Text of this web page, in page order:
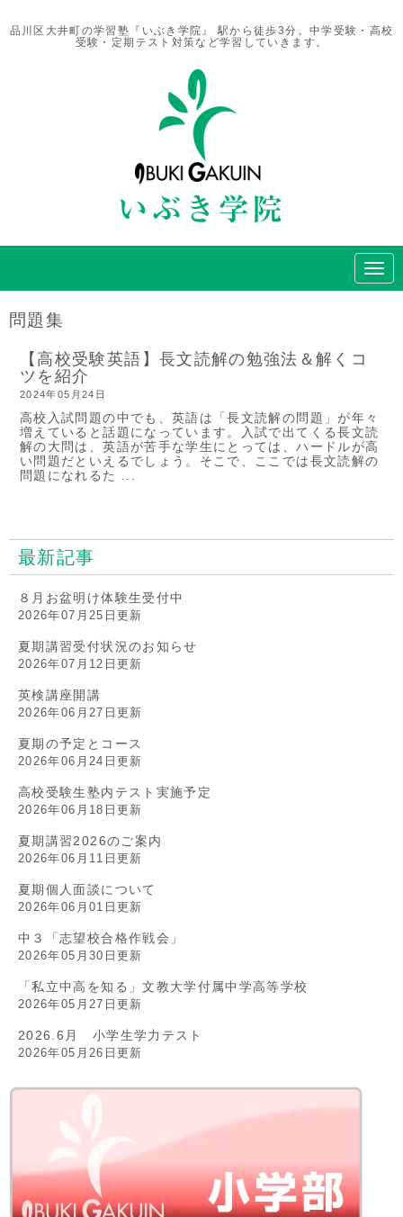
品川区大井町の学習塾『いぶき学院』 駅から徒歩3分。中学受験・高校
受験・定期テスト対策など学習していきます。
N
a
問題集
【高校受験英語】長文読解の勉強法＆解くコ
ツを紹介
2024年05月24日
高校入試問題の中でも、英語は「長文読解の問題」が年々
増えていると話題になっています。入試で出てくる長文読
解の大問は、英語が苦手な学生にとっては、ハードルが高
い問題だといえるでしょう。そこで、ここでは長文読解の
問題になれるた ...
最新記事
８月お盆明け体験生受付中
2026年07月25日更新
夏期講習受付状況のお知らせ
2026年07月12日更新
英検講座開講
2026年06月27日更新
夏期の予定とコース
2026年06月24日更新
高校受験生塾内テスト実施予定
2026年06月18日更新
夏期講習2026のご案内
2026年06月11日更新
夏期個人面談について
2026年06月01日更新
中３「志望校合格作戦会」
2026年05月30日更新
「私立中高を知る」文教大学付属中学高等学校
2026年05月27日更新
2026.6月 小学生学力テスト
2026年05月26日更新